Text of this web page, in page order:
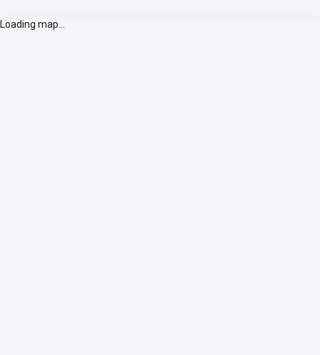
Loading map...